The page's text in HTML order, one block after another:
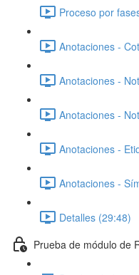
Proceso por
Anotaciones -
Anotaciones -
Anotaciones -
Anotaciones -
Anotaciones -
Detalles (29:48)
Prueba de módulo de